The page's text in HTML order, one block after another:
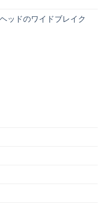
ドのワイドブレイク